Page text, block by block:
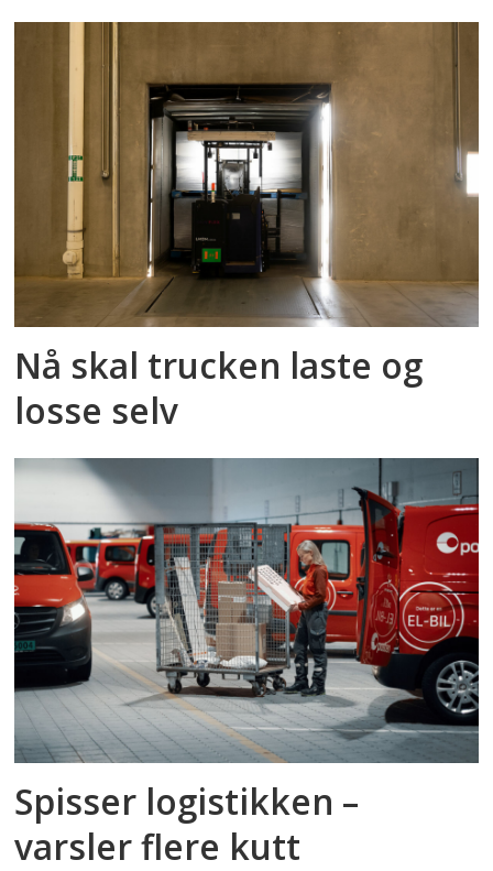
Nå skal trucken laste og
losse selv
Spisser logistikken –
varsler flere kutt